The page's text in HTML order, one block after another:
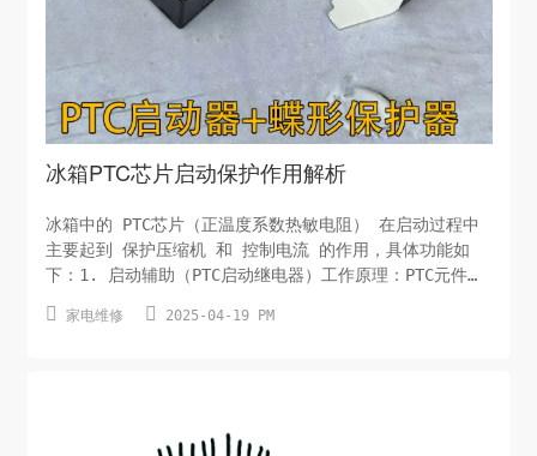
冰箱PTC芯片启动保护作用解析
冰箱中的 PTC芯片（正温度系数热敏电阻） 在启动过程中
主要起到 保护压缩机 和 控制电流 的作用，具体功能如
下：1. 启动辅助（PTC启动继电器）工作原理：PTC元件在
随着电流流过，PTC自身发热导致电阻急剧上升（正温度特
故障保护若压缩机长时间无法启动，PTC持续高阻状态会切
 家电维修  2025-04-19 PM